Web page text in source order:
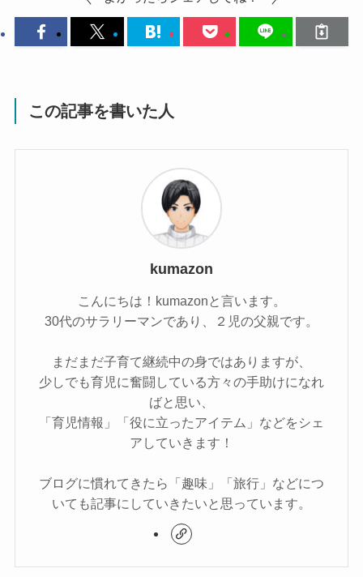
この記事を書いた人
kumazon
こんにちは！kumazonと言います。
30代のサラリーマンであり、２児の父親です。
まだまだ子育て継続中の身ではありますが、
少しでも育児に奮闘している方々の手助けになれ
ばと思い、
「育児情報」「役に立ったアイテム」などをシェ
アしていきます！
ブログに慣れてきたら「趣味」「旅行」などにつ
いても記事にしていきたいと思っています。